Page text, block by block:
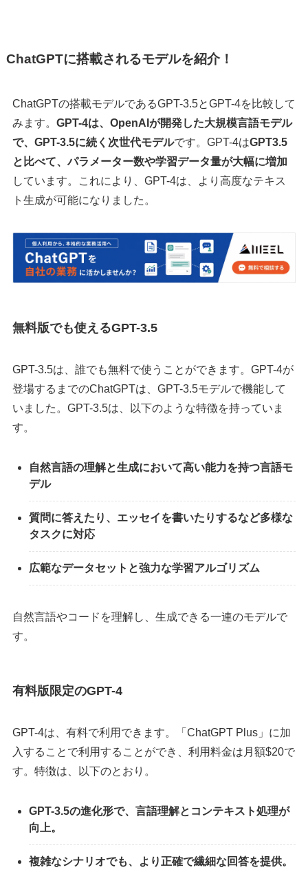
ChatGPTに搭載されるモデルを紹介！
ChatGPTの搭載モデルであるGPT-3.5とGPT-4を比較して
みます。 GPT-4は、OpenAIが開発した大規模言語モデル
で、GPT-3.5に続く次世代モデルです。GPT-4はGPT3.5
と比べて、パラメーター数や学習データ量が大幅に増加
しています。これにより、GPT-4は、より高度なテキス
ト生成が可能になりました。
無料版でも使えるGPT-3.5
GPT-3.5は、誰でも無料で使うことができます。GPT-4が
登場するまでのChatGPTは、GPT-3.5モデルで機能して
いました。GPT-3.5は、以下のような特徴を持っていま
す。
自然言語の理解と生成において高い能力を持つ言語モ
デル
質問に答えたり、エッセイを書いたりするなど多様な
タスクに対応
広範なデータセットと強力な学習アルゴリズム
自然言語やコードを理解し、生成できる一連のモデルで
す。
有料版限定のGPT-4
GPT-4は、有料で利用できます。「ChatGPT Plus」に加
入することで利用することができ、利用料金は月額$20で
す。特徴は、以下のとおり。
GPT-3.5の進化形で、言語理解とコンテキスト処理が
向上。
複雑なシナリオでも、より正確で繊細な回答を提供。